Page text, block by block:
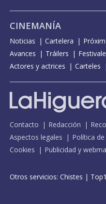
CINEMANÍA
Noticias Cartelera
Avances
Tráilers
Actores y actrices
Carteles
Contacto Redacción
Aspectos legales
Política
Cookies
Publicidad y
Otros servicios: Chistes |